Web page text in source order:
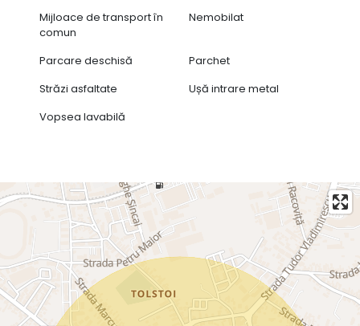
Mijloace de transport în
comun
Nemobilat
Parcare deschisă
Parchet
Străzi asfaltate
Ușă intrare metal
Vopsea lavabilă